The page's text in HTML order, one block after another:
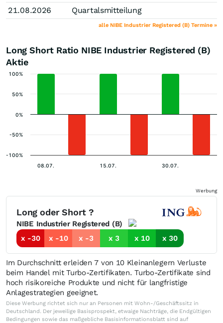
21.08.2026
Quartalsmitteilung
alle NIBE Industrier Registered (B) Termine »
Long Short Ratio NIBE Industrier Registered (B)
Aktie
08.07. 15.07. 30.07.
-100%
-50%
0%
50%
100%
Werbung
Long oder Short ?
NIBE Industrier Registered (B)
x -30
x -10 x -3 x 3 x 10 x 30
Im Durchschnitt erleiden 7 von 10 Kleinanlegern Verluste
beim Handel mit Turbo-Zertifikaten. Turbo-Zertifikate sind
hoch risikoreiche Produkte und nicht für langfristige
Anlagestrategien geeignet.
Diese Werbung richtet sich nur an Personen mit Wohn-/Geschäftssitz in
Deutschland. Der jeweilige Basisprospekt, etwaige Nachträge, die Endgültigen
Bedingungen sowie das maßgebliche Basisinformationsblatt sind auf